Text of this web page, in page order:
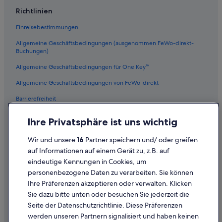
B&B in Champagne-Ardenne
Le Mesnil-sur-Oger Hotels
Fère-Champenoise Hotels
Hausboote in Champagne-Ardenne
Golf in Champagne-Ardenne
Hotels mit Restaurant in Champagne
Etoges Hotels
Campingplätze in Champagne
Logis International Services Hotels in Bergères-les-Vertus
Urlaub nur für Erwachsene in Champagne
Hotels mit Frühstück in Champagne
Richtlinien
Einreisebestimmungen
Allgemeine Geschäftsbedingungen (ausgenommen FeWo-direkt-
Buchungen)
Allgemeine Geschäftsbedingungen für One Key™
Allgemeine Geschäftsbedingungen von FeWo-direkt
Barrierefreiheit
Inhaltsrichtlinien und Melden von Inhalten
Hilfe
Hilfe
Flug stornieren
Ihre Privatsphäre ist uns wichtig
Wir und unsere16 Partner speichern und/ oder greifen
auf Informationen auf einem Gerät zu, z.B. auf
eindeutige Kennungen in Cookies, um
personenbezogene Daten zu verarbeiten. Sie können
Ihre Präferenzen akzeptieren oder verwalten. Klicken
Sie dazu bitte unten oder besuchen Sie jederzeit die
Seite der Datenschutzrichtlinie. Diese Präferenzen
werden unseren Partnern signalisiert und haben keinen